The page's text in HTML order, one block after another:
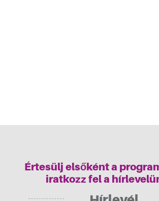
Értesülj elsőként a
iratkozz fel a